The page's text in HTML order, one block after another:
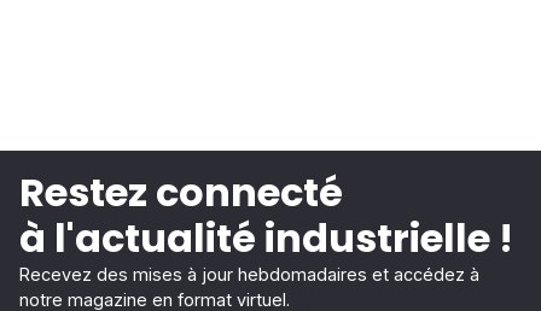
Restez connecté
à l'actualité industrielle !
Recevez des mises à jour hebdomadaires et accédez à
notre magazine en format virtuel.